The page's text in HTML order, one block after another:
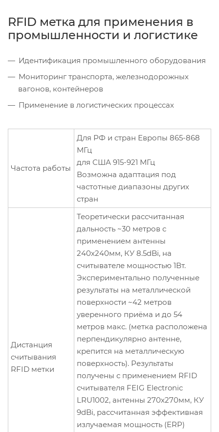
RFID метка для применения в
промышленности и логистике
Идентификация промышленного оборудования
Мониторинг транспорта, железнодорожных
вагонов, контейнеров
Применение в логистических процессах
Частота работы
Для РФ и стран Европы 865-868
МГц
для США 915-921 МГц
Возможна адаптация под
частотные диапазоны других
стран
Дистанция
считывания
RFID метки
Теоретически рассчитанная
дальность ~30 метров с
применением антенны
240х240мм, КУ 8.5dBi, на
считывателе мощностью 1Вт.
Экспериментально полученные
результаты на металлической
поверхности ~42 метров
уверенного приёма и до 54
метров макс. (метка расположена
перпендикулярно антенне,
крепится на металлическую
поверхность). Результаты
получены с применением RFID
считывателя FEIG Electronic
LRU1002, антенны 270х270мм, КУ
9dBi, рассчитанная эффективная
излучаемая мощность (ERP)